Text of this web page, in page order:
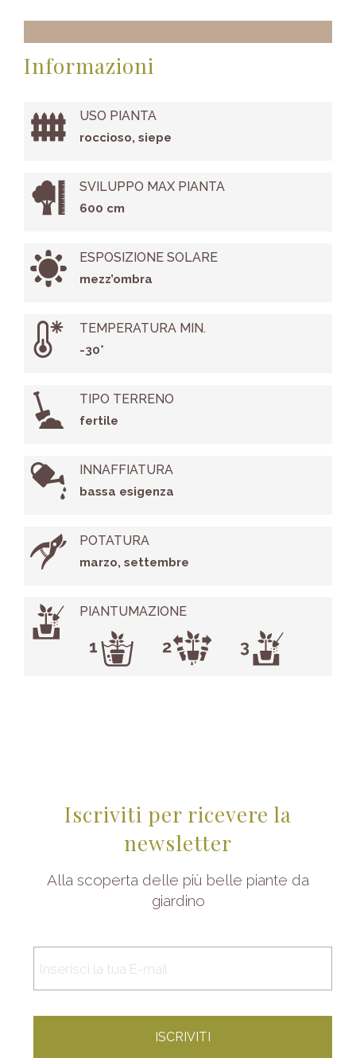
Informazioni
USO PIANTA
roccioso, siepe
SVILUPPO MAX PIANTA
600 cm
ESPOSIZIONE SOLARE
mezz’ombra
TEMPERATURA MIN.
-30°
TIPO TERRENO
fertile
INNAFFIATURA
bassa esigenza
POTATURA
marzo, settembre
PIANTUMAZIONE
Iscriviti per ricevere la
newsletter
Alla scoperta delle più belle piante da
giardino